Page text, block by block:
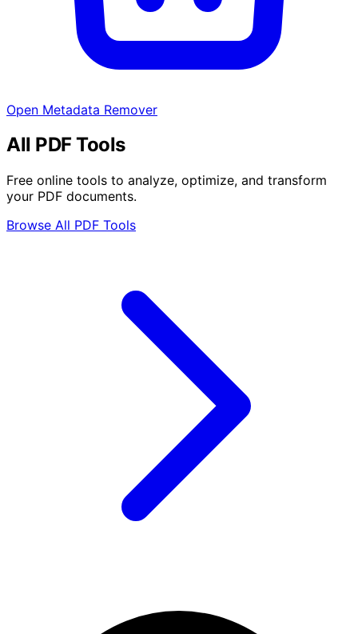
Open Metadata Remover
All PDF Tools
Free online tools to analyze, optimize, and transform
your PDF documents.
Browse All PDF Tools